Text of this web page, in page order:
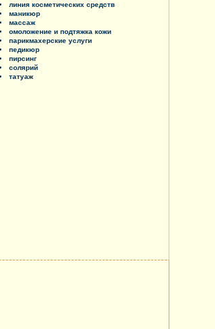
линия косметических средств
маникюр
массаж
омоложение и подтяжка кожи
парикмахерские услуги
педикюр
пирсинг
солярий
татуаж